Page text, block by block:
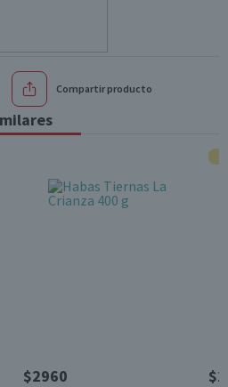
Compartir producto
$2960